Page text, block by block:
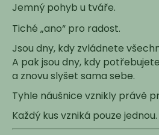
Jemný pohyb u tváře.
Tiché „ano“ pro radost.
Jsou dny, kdy zvládnete
A pak jsou dny, kdy
a znovu slyšet sama sebe.
Tyhle náušnice vznikly právě
Každý kus vzniká pouze jednou.
č
u
e
m
e